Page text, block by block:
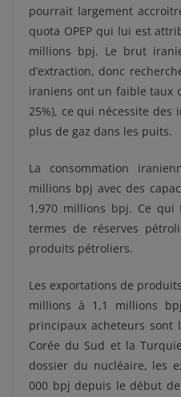
pourrait largement
quota OPEP qui lui est
millions bpj. Le brut
d’extraction, donc
iraniens ont un faible taux
25%), ce qui nécessite des
plus de gaz dans les puits.
La consommation
millions bpj avec des
1,970 millions bpj. Ce qui
termes de réserves
produits pétroliers.
Les exportations de
millions à 1,1 millions
principaux acheteurs sont
Corée du Sud et la
dossier du nucléaire, les
000 bpj depuis le début de